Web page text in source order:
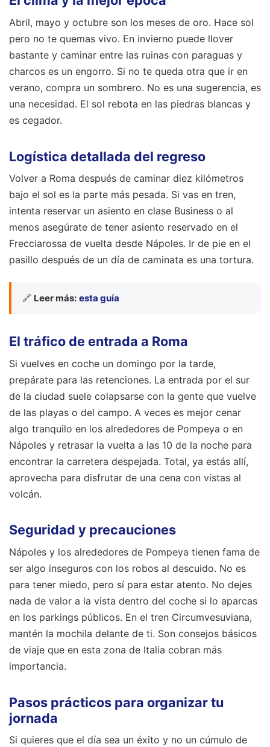
Abril, mayo y octubre son los meses de oro. Hace sol
pero no te quemas vivo. En invierno puede llover
bastante y caminar entre las ruinas con paraguas y
charcos es un engorro. Si no te queda otra que ir en
verano, compra un sombrero. No es una sugerencia, es
una necesidad. El sol rebota en las piedras blancas y
es cegador.
Logística detallada del regreso
Volver a Roma después de caminar diez kilómetros
bajo el sol es la parte más pesada. Si vas en tren,
intenta reservar un asiento en clase Business o al
menos asegúrate de tener asiento reservado en el
Frecciarossa de vuelta desde Nápoles. Ir de pie en el
pasillo después de un día de caminata es una tortura.
🔗 Leer más: esta guía
El tráfico de entrada a Roma
Si vuelves en coche un domingo por la tarde,
prepárate para las retenciones. La entrada por el sur
de la ciudad suele colapsarse con la gente que vuelve
de las playas o del campo. A veces es mejor cenar
algo tranquilo en los alrededores de Pompeya o en
Nápoles y retrasar la vuelta a las 10 de la noche para
encontrar la carretera despejada. Total, ya estás allí,
aprovecha para disfrutar de una cena con vistas al
volcán.
Seguridad y precauciones
Nápoles y los alrededores de Pompeya tienen fama de
ser algo inseguros con los robos al descuido. No es
para tener miedo, pero sí para estar atento. No dejes
nada de valor a la vista dentro del coche si lo aparcas
en los parkings públicos. En el tren Circumvesuviana,
mantén la mochila delante de ti. Son consejos básicos
de viaje que en esta zona de Italia cobran más
importancia.
Pasos prácticos para organizar tu
jornada
Si quieres que el día sea un éxito y no un cúmulo de